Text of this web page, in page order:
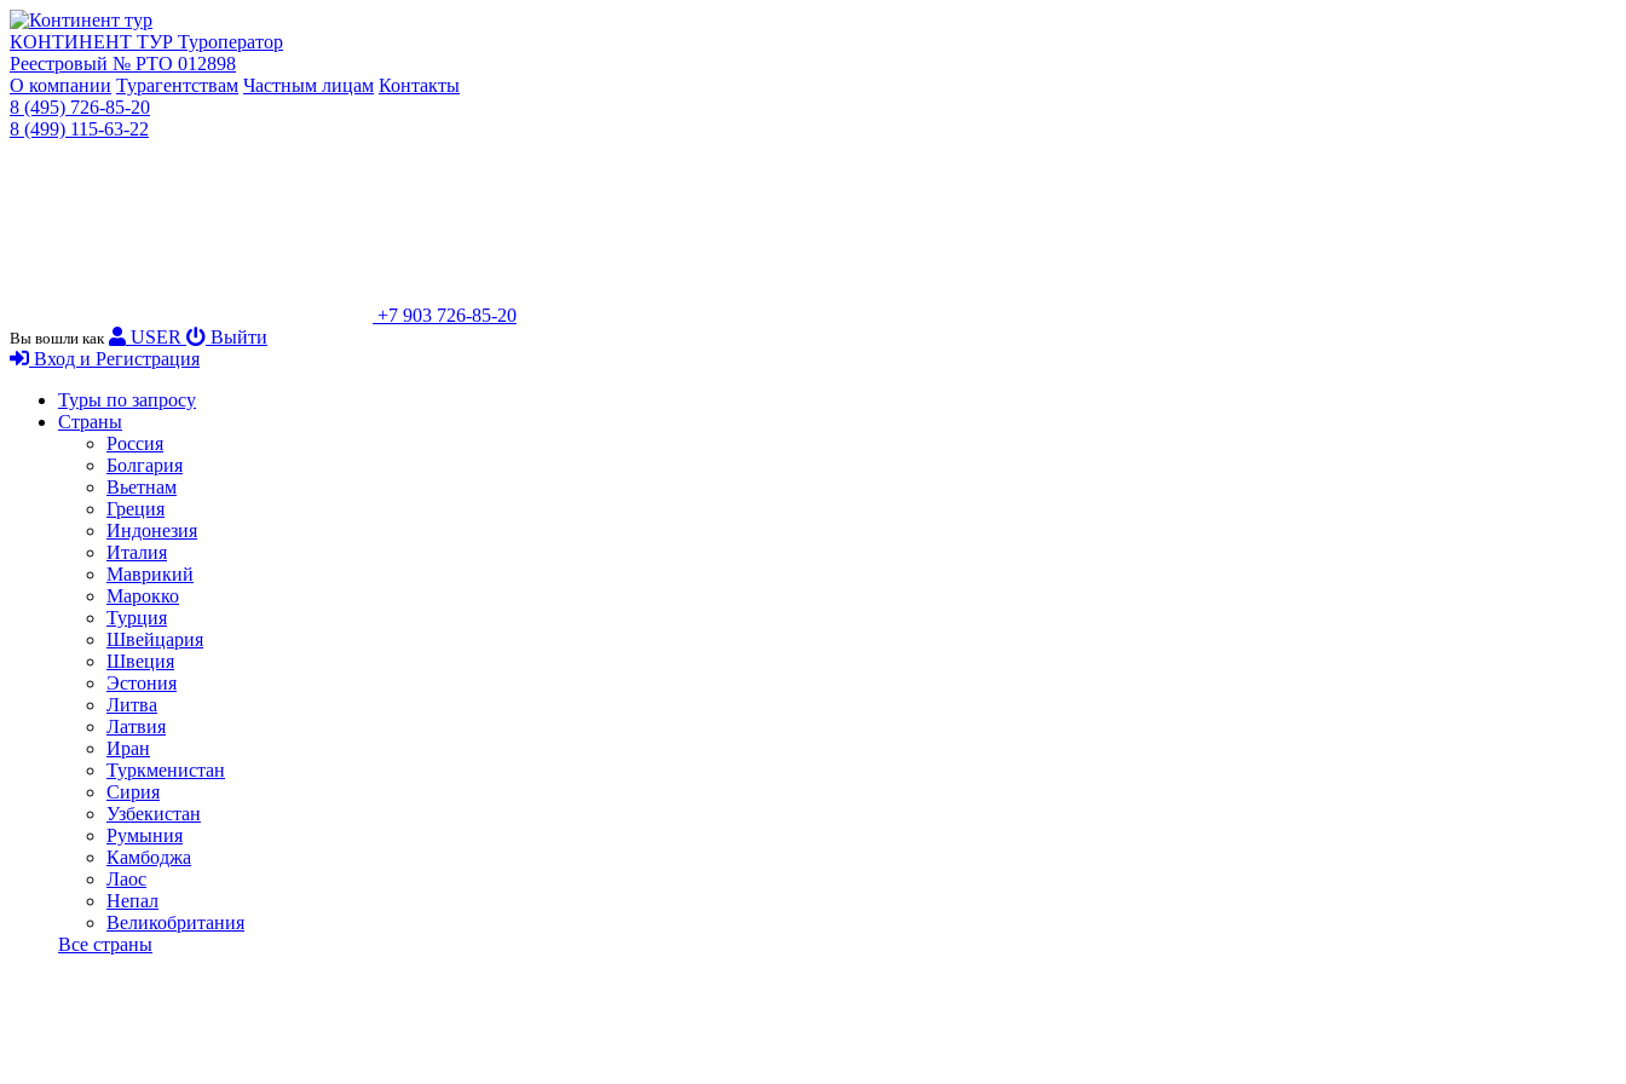
КОНТИНЕНТ ТУР Туроператор
Реестровый № РТО 012898
О компании Турагентствам Частным лицам Контакты
8 (495) 726-85-20
8 (499) 115-63-22
+7 903 726-85-20
Вы вошли как USER
Выйти
Вход и Регистрация
Туры по запросу
Страны
Россия
Болгария
Вьетнам
Греция
Индонезия
Италия
Маврикий
Марокко
Турция
Швейцария
Швеция
Эстония
Литва
Латвия
Иран
Туркменистан
Сирия
Узбекистан
Румыния
Камбоджа
Лаос
Непал
Великобритания
Все страны